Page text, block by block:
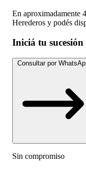
En aproximadamente
Herederos y podés
Iniciá tu sucesión
Sin compromiso